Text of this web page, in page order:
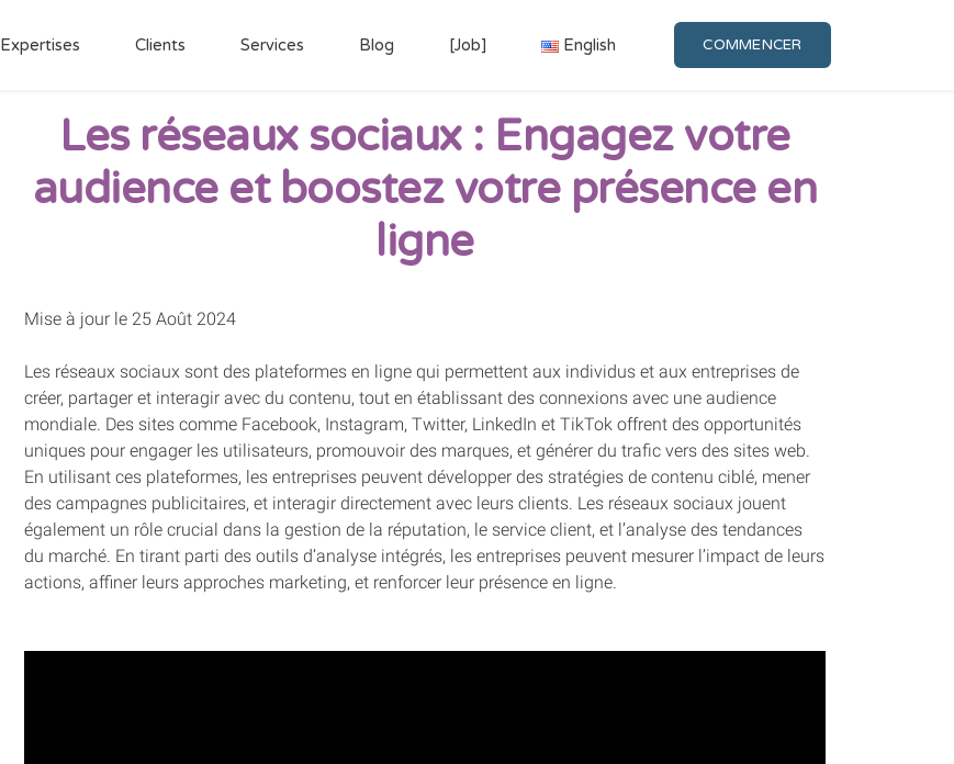
Expertises Clients Services Blog [Job] English COMMENCER
Les réseaux sociaux : Engagez votre
audience et boostez votre présence en
ligne
Mise à jour le 25 Août 2024
Les réseaux sociaux sont des plateformes en ligne qui permettent aux individus et aux entreprises de
créer, partager et interagir avec du contenu, tout en établissant des connexions avec une audience
mondiale. Des sites comme Facebook, Instagram, Twitter, LinkedIn et TikTok offrent des opportunités
uniques pour engager les utilisateurs, promouvoir des marques, et générer du trafic vers des sites web.
En utilisant ces plateformes, les entreprises peuvent développer des stratégies de contenu ciblé, mener
des campagnes publicitaires, et interagir directement avec leurs clients. Les réseaux sociaux jouent
également un rôle crucial dans la gestion de la réputation, le service client, et l’analyse des tendances
du marché. En tirant parti des outils d’analyse intégrés, les entreprises peuvent mesurer l’impact de leurs
actions, affiner leurs approches marketing, et renforcer leur présence en ligne.